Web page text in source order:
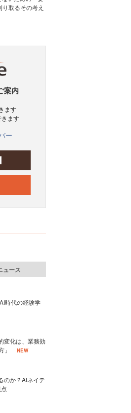
取るその考え
案内
ます
きます
ー
ュース
時代の経験学
変化は、業務効
NEW
のか？AIネイテ